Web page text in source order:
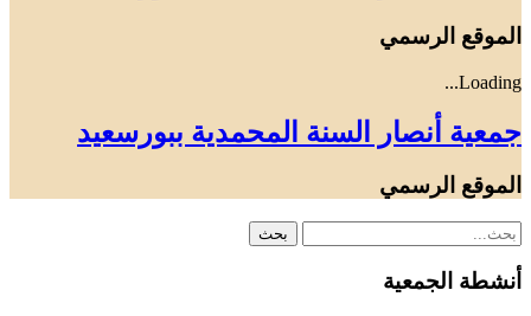
الموقع الرسمي
Loading...
جمعية أنصار السنة المحمدية ببورسعيد
الموقع الرسمي
أنشطة الجمعية